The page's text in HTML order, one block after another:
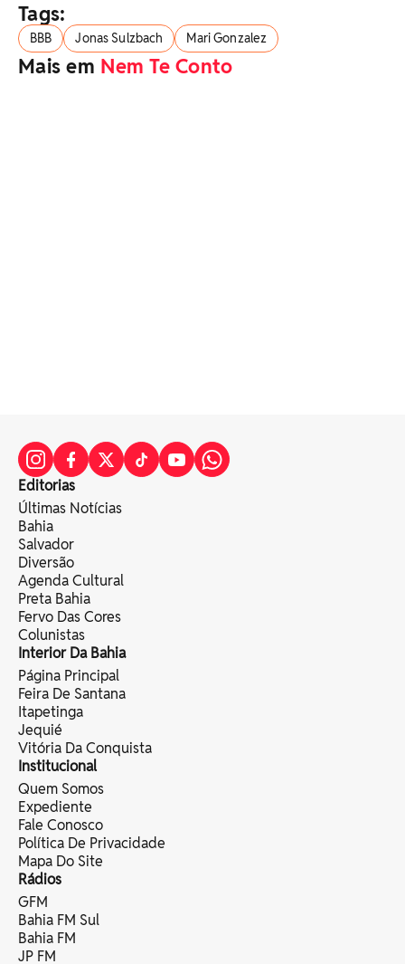
Tags:
BBB Jonas Sulzbach Mari Gonzalez
Mais em Nem Te Conto
Editorias
Últimas Notícias
Bahia
Salvador
Diversão
Agenda Cultural
Preta Bahia
Fervo Das Cores
Colunistas
Interior Da Bahia
Página Principal
Feira De Santana
Itapetinga
Jequié
Vitória Da Conquista
Institucional
Quem Somos
Expediente
Fale Conosco
Política De Privacidade
Mapa Do Site
Rádios
GFM
Bahia FM Sul
Bahia FM
JP FM